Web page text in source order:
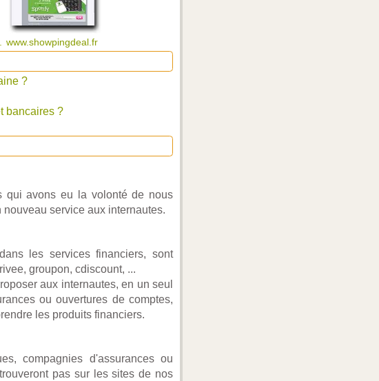
www.showpingdeal.fr
?
bancaires ?
qui avons eu la volonté de nous
service aux internautes.
les services financiers, sont
groupon, cdiscount, ...
aux internautes, en un seul
ou ouvertures de comptes,
les produits financiers.
compagnies d'assurances ou
pas sur les sites de nos